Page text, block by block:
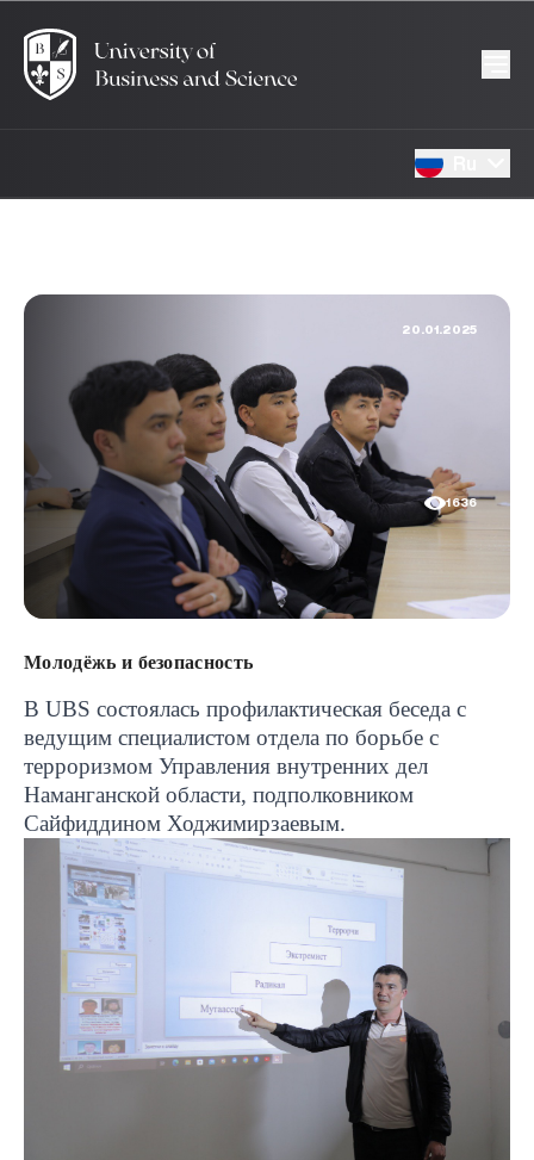
20.01.2025
1636
Молодёжь и безопасность
В UBS состоялась профилактическая беседа с
ведущим специалистом отдела по борьбе с
терроризмом Управления внутренних дел
Наманганской области, подполковником
Сайфиддином Ходжимирзаевым.